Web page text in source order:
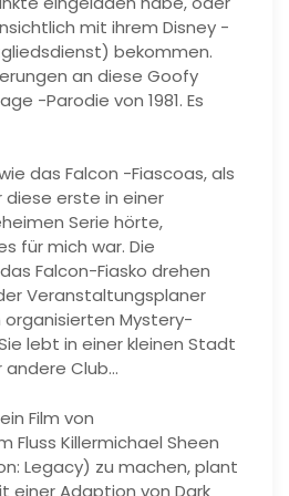
mit ihrem Disney -
bekommen.
an diese Goofy
-Parodie von 1981. Es
das Falcon -Fiascoas, als
diese erste in einer
Serie hörte,
für mich war. Die
Falcon-Fiasko drehen
Veranstaltungsplaner
organisierten Mystery-
lebt in einer kleinen Stadt
andere Club…
Film von
Fluss Killermichael Sheen
Legacy) zu machen, plant
einer Adaption von Dark